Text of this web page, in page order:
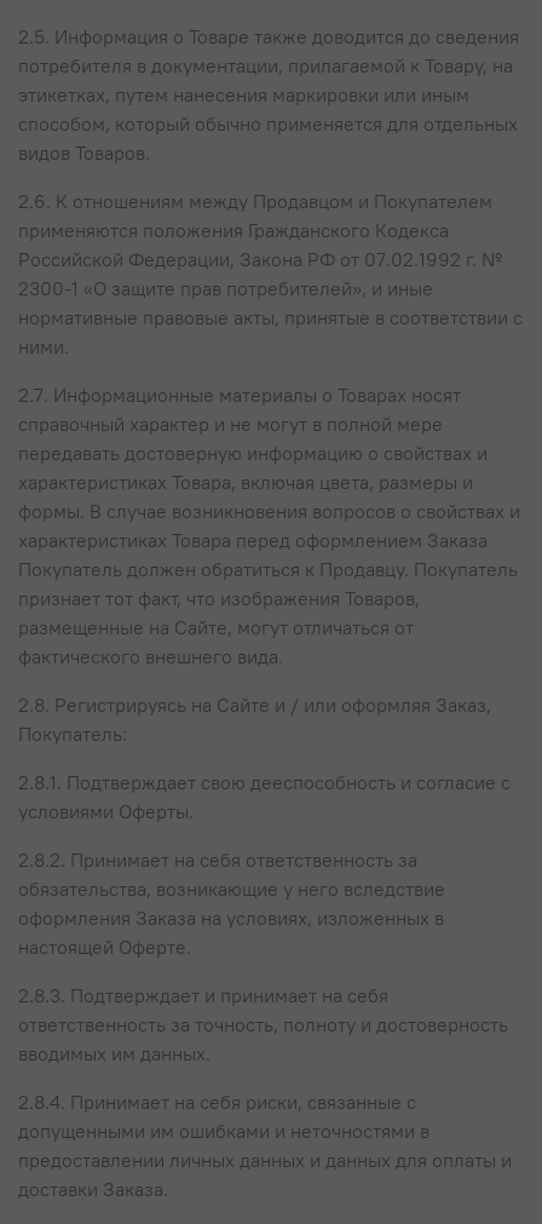
2.5. Информация о Товаре также доводится до сведения
потребителя в документации, прилагаемой к Товару, на
этикетках, путем нанесения маркировки или иным
способом, который обычно применяется для отдельных
видов Товаров.
2.6. К отношениям между Продавцом и Покупателем
применяются положения Гражданского Кодекса
Российской Федерации, Закона РФ от 07.02.1992 г. №
2300-1 «О защите прав потребителей», и иные
нормативные правовые акты, принятые в соответствии с
ними.
2.7. Информационные материалы о Товарах носят
справочный характер и не могут в полной мере
передавать достоверную информацию о свойствах и
характеристиках Товара, включая цвета, размеры и
формы. В случае возникновения вопросов о свойствах и
характеристиках Товара перед оформлением Заказа
Покупатель должен обратиться к Продавцу. Покупатель
признает тот факт, что изображения Товаров,
размещенные на Сайте, могут отличаться от
фактического внешнего вида.
2.8. Регистрируясь на Сайте и / или оформляя Заказ,
Покупатель:
2.8.1. Подтверждает свою дееспособность и согласие с
условиями Оферты.
2.8.2. Принимает на себя ответственность за
обязательства, возникающие у него вследствие
оформления Заказа на условиях, изложенных в
настоящей Оферте.
2.8.3. Подтверждает и принимает на себя
ответственность за точность, полноту и достоверность
вводимых им данных.
2.8.4. Принимает на себя риски, связанные с
допущенными им ошибками и неточностями в
предоставлении личных данных и данных для оплаты и
доставки Заказа.